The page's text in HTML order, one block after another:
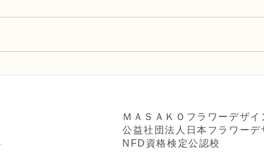
ＭＡＳＡＫＯフラワーデザイ
公益社団法人日本フラワーデ
NFD資格検定公認校